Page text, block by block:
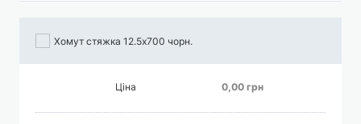
Хомут стяжка 12.5х700 чорн.
Ціна 0,00 грн